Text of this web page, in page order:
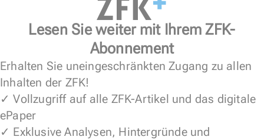
Lesen Sie weiter mit Ihrem ZFK-
Abonnement
Erhalten Sie uneingeschränkten Zugang zu allen
Inhalten der ZFK!
✓ Vollzugriff auf alle ZFK-Artikel und das digitale
ePaper
✓ Exklusive Analysen, Hintergründe und